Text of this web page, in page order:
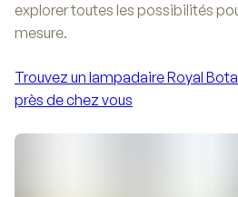
explorer toutes les possibilités
mesure.
Trouvez un lampadaire Royal
près de chez vous